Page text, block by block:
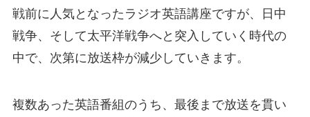
戦前に人気となったラジオ英語講座ですが、日中
戦争、そして太平洋戦争へと突入していく時代の
中で、次第に放送枠が減少していきます。
複数あった英語番組のうち、最後まで放送を貫い